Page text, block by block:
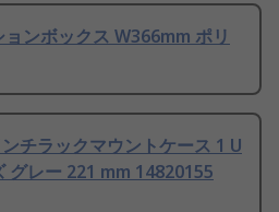
ンボックス W366mm ポリ
チラックマウントケース 1 U
レー 221 mm 14820155